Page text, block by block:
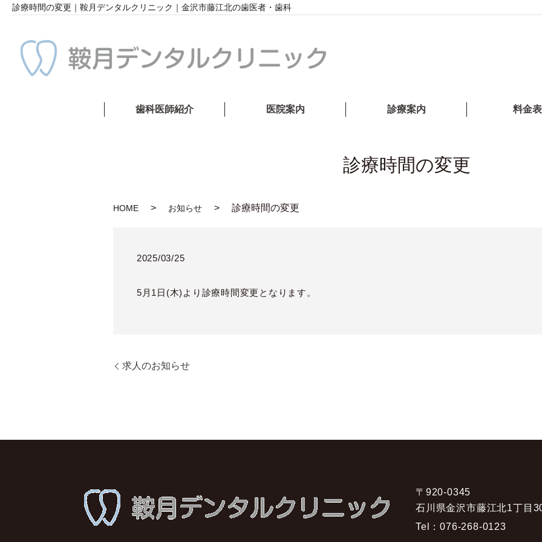
診療時間の変更｜鞍月デンタルクリニック｜金沢市藤江北の歯医者・歯科
歯科医師紹介 医院案内 診療案内 料金表
診療時間の変更
HOME お知らせ 診療時間の変更
2025/03/25
5月1日(木)より診療時間変更となります。
求人のお知らせ
〒920-0345
石川県金沢市藤江北1丁目
Tel：076-268-0123